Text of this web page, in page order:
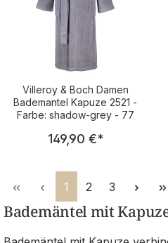
Villeroy & Boch Damen
Bademantel Kapuze 2521 -
Farbe: shadow-grey - 77
Regulärer Preis:
149,90 €*
Seite
1 Seite
2 Seite
3
Bademäntel mit